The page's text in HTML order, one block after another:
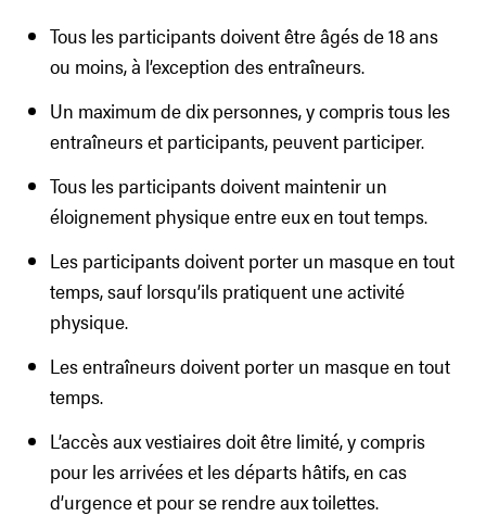
Tous les participants doivent être âgés de 18 ans
ou moins, à l’exception des entraîneurs.
Un maximum de dix personnes, y compris tous les
entraîneurs et participants, peuvent participer.
Tous les participants doivent maintenir un
éloignement physique entre eux en tout temps.
Les participants doivent porter un masque en tout
temps, sauf lorsqu’ils pratiquent une activité
physique.
Les entraîneurs doivent porter un masque en tout
temps.
L’accès aux vestiaires doit être limité, y compris
pour les arrivées et les départs hâtifs, en cas
d’urgence et pour se rendre aux toilettes.